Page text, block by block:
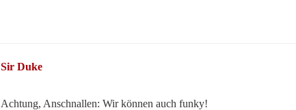
Sir Duke
Achtung, Anschnallen: Wir können auch funky!